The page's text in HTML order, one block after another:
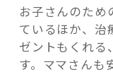
お子さんのため
ているほか、治
ゼントもくれる
す。ママさん